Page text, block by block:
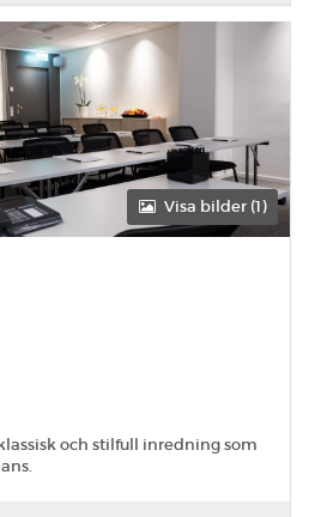
Eftermiddag
Visa bilder (1)
och stilfull inredning som